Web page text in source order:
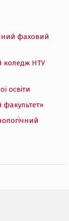
фаховий
коледж НТУ
освіти
факультет»